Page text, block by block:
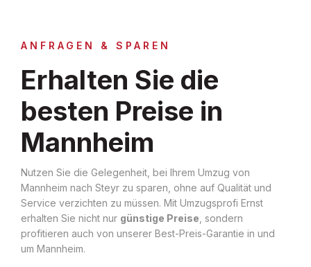
ANFRAGEN & SPAREN
Erhalten Sie die
besten Preise in
Mannheim
Nutzen Sie die Gelegenheit, bei Ihrem Umzug von
Mannheim nach Steyr zu sparen, ohne auf Qualität und
Service verzichten zu müssen. Mit Umzugsprofi Ernst
erhalten Sie nicht nur günstige Preise , sondern
profitieren auch von unserer Best-Preis-Garantie in und
um Mannheim.